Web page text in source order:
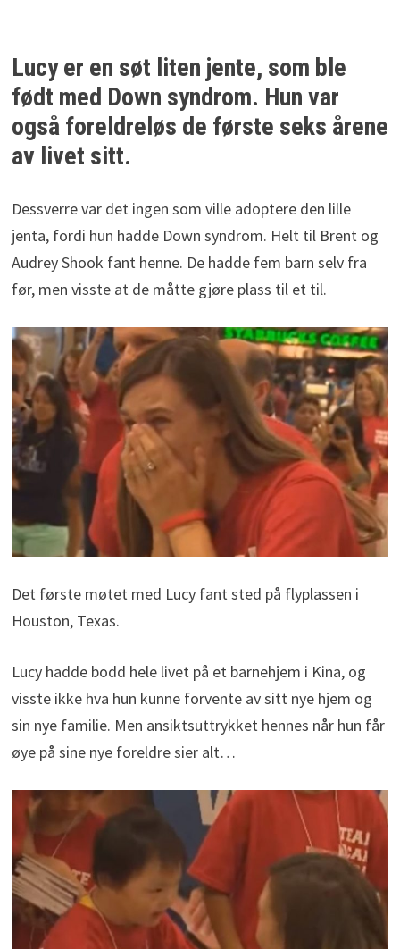
Lucy er en søt liten jente, som ble
født med Down syndrom. Hun var
også foreldreløs de første seks årene
av livet sitt.
Dessverre var det ingen som ville adoptere den lille
jenta, fordi hun hadde Down syndrom. Helt til Brent og
Audrey Shook fant henne. De hadde fem barn selv fra
før, men visste at de måtte gjøre plass til et til.
Det første møtet med Lucy fant sted på flyplassen i
Houston, Texas.
Lucy hadde bodd hele livet på et barnehjem i Kina, og
visste ikke hva hun kunne forvente av sitt nye hjem og
sin nye familie. Men ansiktsuttrykket hennes når hun får
øye på sine nye foreldre sier alt…